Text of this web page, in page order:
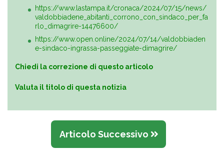
https://www.lastampa.it/cronaca/2024/07/15/news/
valdobbiadene_abitanti_corrono_con_sindaco_per_fa
rlo_dimagrire-14476600/
https://www.open.online/2024/07/14/valdobbiaden
e-sindaco-ingrassa-passeggiate-dimagrire/
Chiedi la correzione di questo articolo
Valuta il titolo di questa notizia
Articolo Successivo